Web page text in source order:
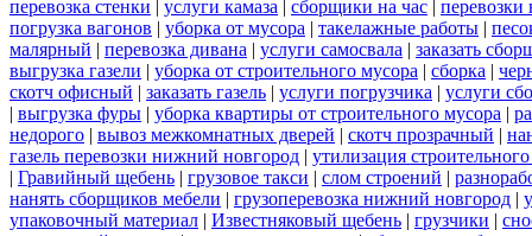
перевозка стенки | услуги камаза | сборщики на час | перевозки
погрузка вагонов | уборка от мусора | такелажные работы |
малярный | перевозка дивана | услуги самосвала | заказать
выгрузка газели | уборка от строительного мусора | сборка |
скотч офисный | заказать газель | услуги погрузчика | услуги
| выгрузка фуры | уборка квартиры от строительного мусора |
недорого | вывоз межкомнатных дверей | скотч прозрачный |
газель перевозки нижний новгород | утилизация
| Гравийный щебень | грузовое такси | слом строений |
нанять сборщиков мебели | грузоперевозка нижний новгород |
упаковочный материал | Известняковый щебень | грузчики |